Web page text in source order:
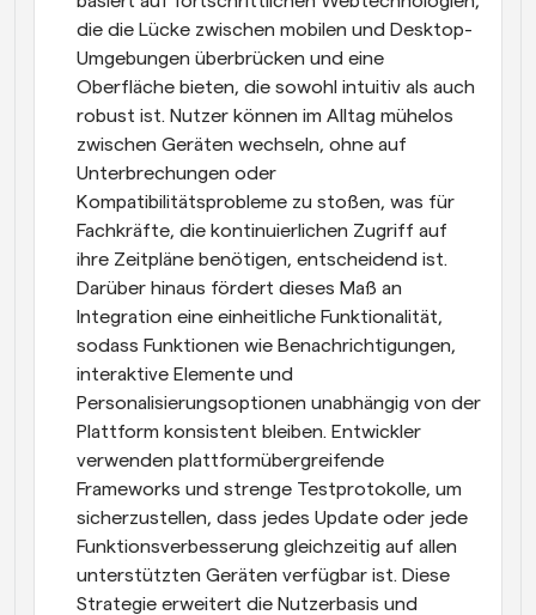
die die Lücke zwischen mobilen und Desktop-
Umgebungen überbrücken und eine
Oberfläche bieten, die sowohl intuitiv als auch
robust ist. Nutzer können im Alltag mühelos
zwischen Geräten wechseln, ohne auf
Unterbrechungen oder
Kompatibilitätsprobleme zu stoßen, was für
Fachkräfte, die kontinuierlichen Zugriff auf
ihre Zeitpläne benötigen, entscheidend ist.
Darüber hinaus fördert dieses Maß an
Integration eine einheitliche Funktionalität,
sodass Funktionen wie Benachrichtigungen,
interaktive Elemente und
Personalisierungsoptionen unabhängig von der
Plattform konsistent bleiben. Entwickler
verwenden plattformübergreifende
Frameworks und strenge Testprotokolle, um
sicherzustellen, dass jedes Update oder jede
Funktionsverbesserung gleichzeitig auf allen
unterstützten Geräten verfügbar ist. Diese
Strategie erweitert die Nutzerbasis und